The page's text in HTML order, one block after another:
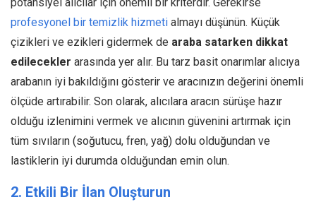
profesyonel bir temizlik hizmeti almayı düşünün. Küçük
çizikleri ve ezikleri gidermek de araba satarken dikkat
edilecekler arasında yer alır. Bu tarz basit onarımlar alıcıya
arabanın iyi bakıldığını gösterir ve aracınızın değerini önemli
ölçüde artırabilir. Son olarak, alıcılara aracın sürüşe hazır
olduğu izlenimini vermek ve alıcının güvenini artırmak için
tüm sıvıların (soğutucu, fren, yağ) dolu olduğundan ve
lastiklerin iyi durumda olduğundan emin olun.
2. Etkili Bir İlan Oluşturun